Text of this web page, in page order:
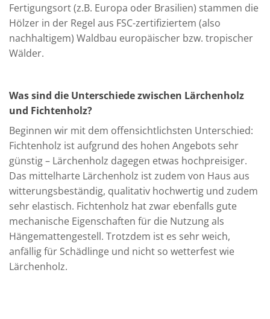
Fertigungsort (z.B. Europa oder Brasilien) stammen die
Hölzer in der Regel aus FSC-zertifiziertem (also
nachhaltigem) Waldbau europäischer bzw. tropischer
Wälder.
Was sind die Unterschiede zwischen Lärchenholz
und Fichtenholz?
Beginnen wir mit dem offensichtlichsten Unterschied:
Fichtenholz ist aufgrund des hohen Angebots sehr
günstig – Lärchenholz dagegen etwas hochpreisiger.
Das mittelharte Lärchenholz ist zudem von Haus aus
witterungsbeständig, qualitativ hochwertig und zudem
sehr elastisch. Fichtenholz hat zwar ebenfalls gute
mechanische Eigenschaften für die Nutzung als
Hängemattengestell. Trotzdem ist es sehr weich,
anfällig für Schädlinge und nicht so wetterfest wie
Lärchenholz.